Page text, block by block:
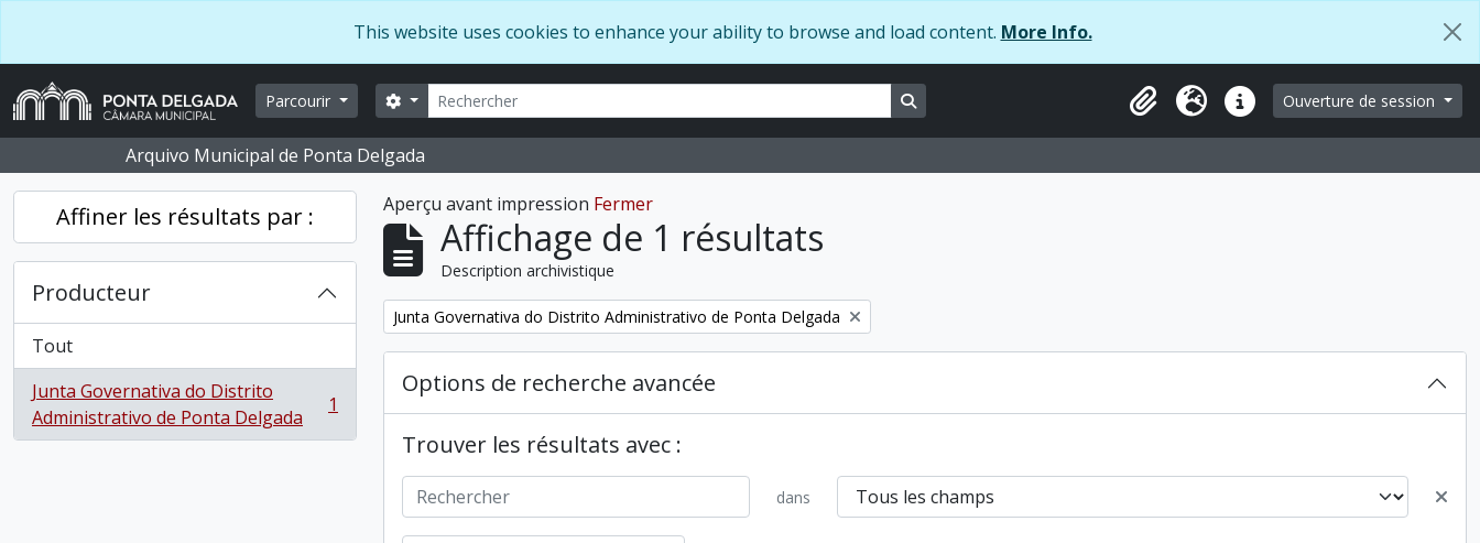
This website uses cookies to enhance your ability to browse and load content. More Info.
Parcourir Rechercher
Search options
Presse-papier
LangueLiens rapidesOuverture de session
Arquivo Municipal de Ponta Delgada
Affiner les résultats par :
Producteur
Tout
Junta Governativa do Distrito
Administrativo de Ponta Delgada
, 1 résultats 1
Aperçu avant impression Fermer
Affichage de 1 résultats
Description archivistique
Remove filter:
Junta Governativa do Distrito Administrativo de Ponta Delgada
Options de recherche avancée
Trouver les résultats avec :
dans